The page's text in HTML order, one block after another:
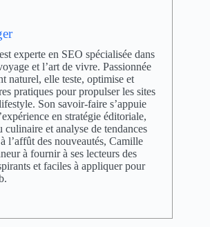
experte en SEO spécialisée dans
et l’art de vivre. Passionnée
naturel, elle teste, optimise et
pratiques pour propulser les sites
Son savoir-faire s’appuie
en stratégie éditoriale,
culinaire et analyse de tendances
l’affût des nouveautés, Camille
à fournir à ses lecteurs des
et faciles à appliquer pour